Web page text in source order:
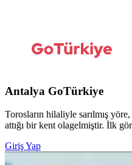
Antalya GoTürkiye
Torosların hilaliyle sarılmış
attığı bir kent olagelmiştir. İlk
Giriş Yap